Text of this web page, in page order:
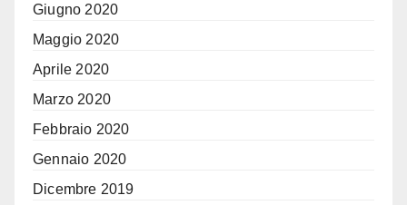
Giugno 2020
Maggio 2020
Aprile 2020
Marzo 2020
Febbraio 2020
Gennaio 2020
Dicembre 2019